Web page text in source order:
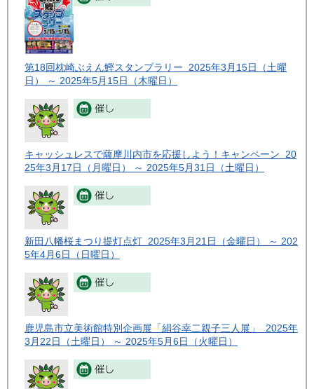
第18回枕崎ぶえん鰹スタンプラリー 2025年3月15日（土曜
日） ～ 2025年5月15日（木曜日）
キャッシュレスで薩摩川内市を応援しよう！キャンペーン 20
25年3月17日（月曜日） ～ 2025年5月31日（土曜日）
新田八幡桜まつり提灯点灯 2025年3月21日（金曜日） ～ 202
5年4月6日（日曜日）
鹿児島市立美術館特別企画展「絹谷幸二親子三人展」 2025年
3月22日（土曜日） ～ 2025年5月6日（火曜日）